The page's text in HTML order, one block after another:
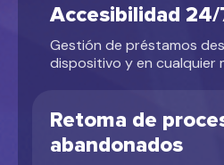
Accesibilidad
Gestión de préstamos
dispositivo y en cualquier
Retoma de
abandonados